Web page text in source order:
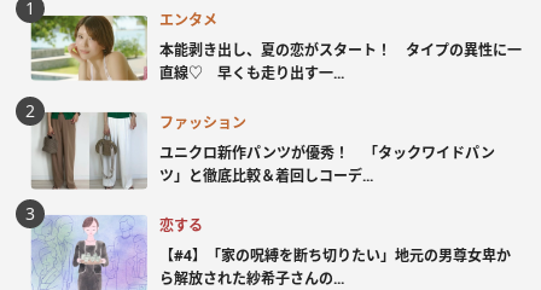
エンタメ
本能剥き出し、夏の恋がスタート！ タイプの異性に一
直線♡ 早くも走り出す一...
ファッション
ユニクロ新作パンツが優秀！ 「タックワイドパン
ツ」と徹底比較＆着回しコーデ...
恋する
【#4】「家の呪縛を断ち切りたい」地元の男尊女卑か
ら解放された紗希子さんの...